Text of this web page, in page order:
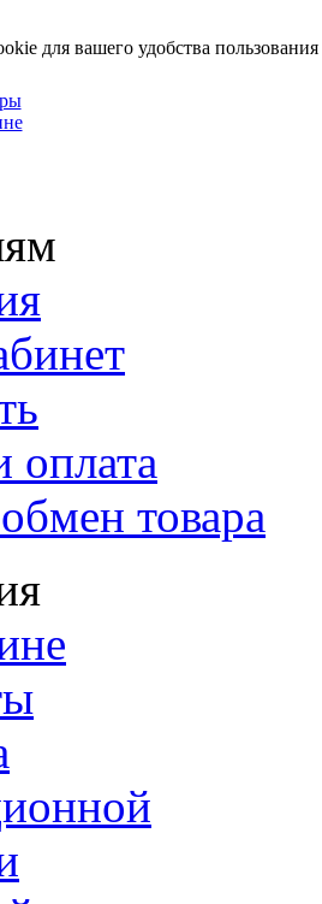
для вашего удобства
оплата
товара